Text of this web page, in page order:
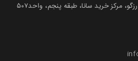
مرکز خرید سانا، طبقه پنجم، واحد۵۰۷‍